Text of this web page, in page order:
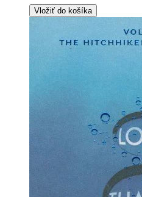
Vložiť do košíka